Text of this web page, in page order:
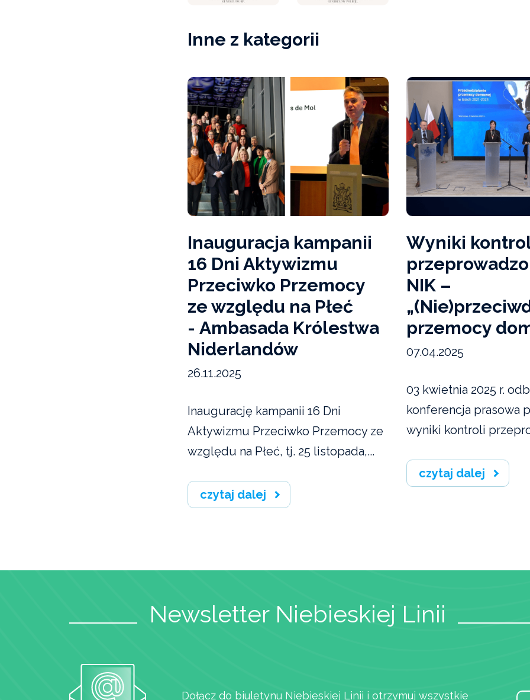
Inne z kategorii
Inauguracja kampanii
16 Dni Aktywizmu
Przeciwko Przemocy
ze względu na Płeć
- Ambasada Królestwa
Niderlandów
26.11.2025
Inaugurację kampanii 16 Dni
Aktywizmu Przeciwko Przemocy ze
względu na Płeć, tj. 25 listopada,...
czytaj dalej
Wyniki
NIK –
przemocy
07.04.2025
03 kwietnia 2025 r.
konferencja prasowa
wyniki kontroli
czytaj dalej
Newsletter Niebieskiej Linii
Dołącz do biuletynu Niebieskiej Linii i otrzymuj wszystkie